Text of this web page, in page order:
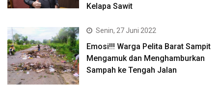
Kelapa Sawit
Senin, 27 Juni 2022
Emosi!!! Warga Pelita Barat Sampit
Mengamuk dan Menghamburkan
Sampah ke Tengah Jalan